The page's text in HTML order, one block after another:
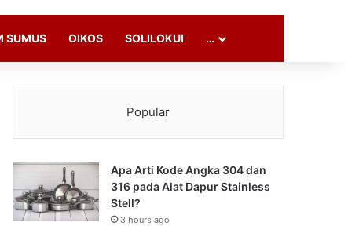
SUMUS OIKOS SOLILOKUI …
Popular
Apa Arti Kode Angka 304 dan
316 pada Alat Dapur Stainless
Stell?
3 hours ago